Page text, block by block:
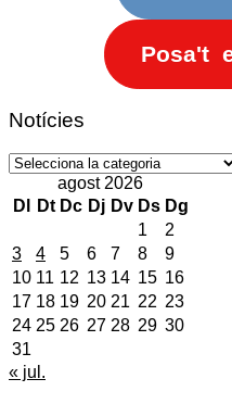
Posa't
Notícies
Notícies
agost 2026
Dl
Dt Dc Dj Dv Ds Dg
1
2
3
4 5 6 7 8
9
10 11 12 13 14 15 16
17 18 19 20 21 22 23
24 25 26 27 28 29 30
31
« jul.